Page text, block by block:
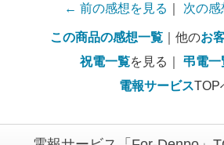
← 前の感想を見る 次の
この商品の感想一覧 ｜他のお
祝電一覧を見る｜ 弔電一
電報サービスTOP